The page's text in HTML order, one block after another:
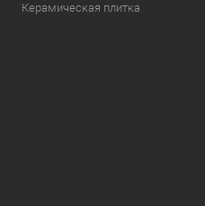
Керамическая плитка